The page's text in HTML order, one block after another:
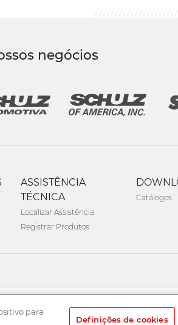
negócios
ASSISTÊNCIA
TÉCNICA
Localizar Assistência
Registrar Produtos
Catálogos
para
Definições de cookies